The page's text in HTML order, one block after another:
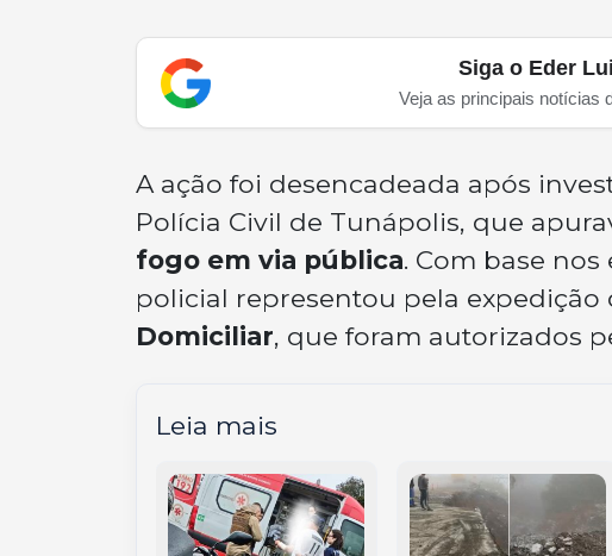
Siga o Eder
Veja as principais notícias
A ação foi desencadeada após
Polícia Civil de Tunápolis, que
fogo em via pública. Com base
policial representou pela expedição
Domiciliar, que foram autorizados
Leia mais